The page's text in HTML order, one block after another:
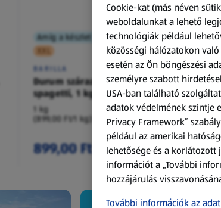
Amíg a készlet tart
XXL
BARILLA
Durum száraztészta,
spagetti, 1 kg
1 kg
(899,00 Ft/1 kg)
899,00 Ft
Amíg a készlet
XXL
ACTIMEL
Actimel
palack
0,8 kg
(1 186,25 Ft/1 kg)
949,00 Ft
Cookie-kat (más néven
weboldalunkat a lehető
technológiák például
közösségi hálózatokon
esetén az Ön böngészési
személyre szabott
USA-ban található
adatok védelmének szintje
Privacy Framework”
például az amerikai
lehetősége és a
információt a „További
hozzájárulás
További információk az